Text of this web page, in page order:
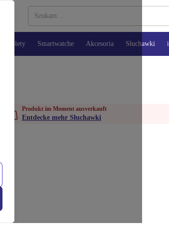
Tablety Smartwatche Akcesoria Słuchawki
Produkt im Moment ausverkauft
Entdecke mehr Słuchawki